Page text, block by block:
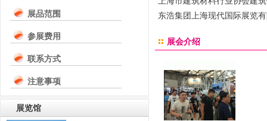
展品范围
参展费用
联系方式
注意事项
展览馆
东浩集团上海现代国际展览
展会介绍